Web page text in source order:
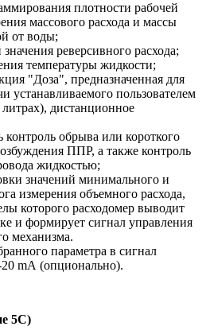
плотности рабочей
массового расхода и массы
от воды;
реверсивного расхода;
температуры жидкости;
"Доза", предназначенная для
устанавливаемого пользователем
дистанционное
контроль обрыва или короткого
ППР, а также контроль
жидкостью;
значений минимального и
измерения объемного расхода,
которого расходомер выводит
и формирует сигнал управления
механизма.
параметра в сигнал
mA (опционально).
5С)